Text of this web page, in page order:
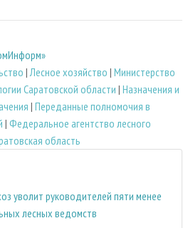
|Лесное хозяйство | Министерство
Саратовской области | Назначения и
| Переданные полномочия в
| Федеральное агентство лесного
область
уволит руководителей пяти менее
лесных ведомств